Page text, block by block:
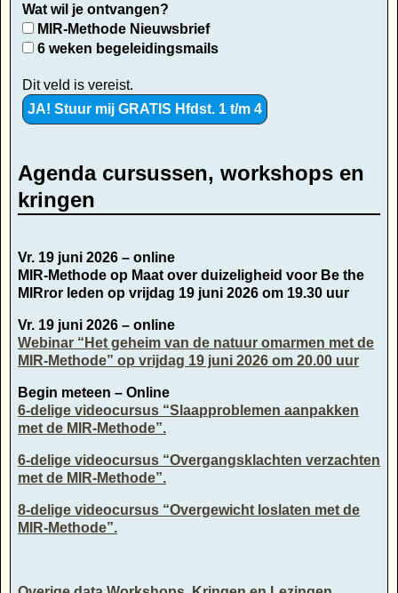
Wat wil je ontvangen?
MIR-Methode Nieuwsbrief
6 weken begeleidingsmails
Dit veld is vereist.
Agenda cursussen, workshops en
kringen
Vr. 19 juni 2026 – online
MIR-Methode op Maat over duizeligheid voor Be the
MIRror leden op vrijdag 19 juni 2026 om 19.30 uur
Vr. 19 juni 2026 – online
Webinar “Het geheim van de natuur omarmen met de
MIR-Methode” op vrijdag 19 juni 2026 om 20.00 uur
Begin meteen – Online
6-delige videocursus “Slaapproblemen aanpakken
met de MIR-Methode”.
6-delige videocursus “Overgangsklachten verzachten
met de MIR-Methode”.
8-delige videocursus “Overgewicht loslaten met de
MIR-Methode”.